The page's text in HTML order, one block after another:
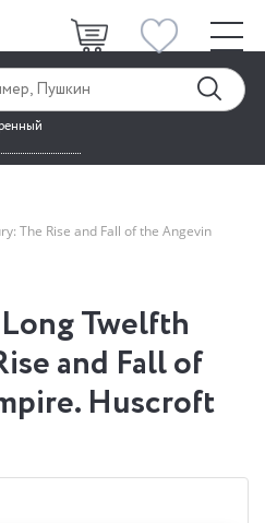
The Rise and Fall of the Angevin
Twelfth
and Fall of
Huscroft